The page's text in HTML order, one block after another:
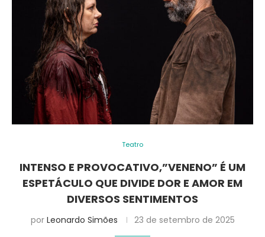
Teatro
INTENSO E PROVOCATIVO,”VENENO” É UM
ESPETÁCULO QUE DIVIDE DOR E AMOR EM
DIVERSOS SENTIMENTOS
por Leonardo Simões 23 de setembro de 2025